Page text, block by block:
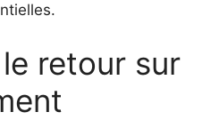
retour sur